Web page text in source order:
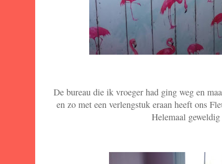
De bureau die ik vroeger had ging weg en
en zo met een verlengstuk eraan heeft ons
Helemaal